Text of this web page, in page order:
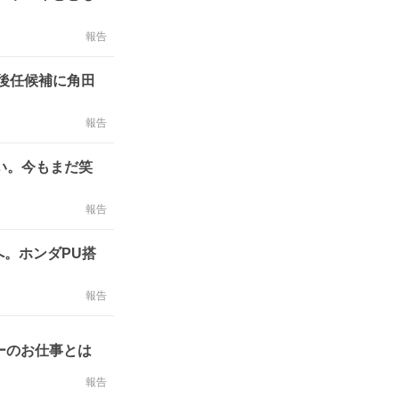
報告
任候補に角田
報告
。今もまだ笑
報告
。ホンダPU搭
報告
お仕事とは
報告